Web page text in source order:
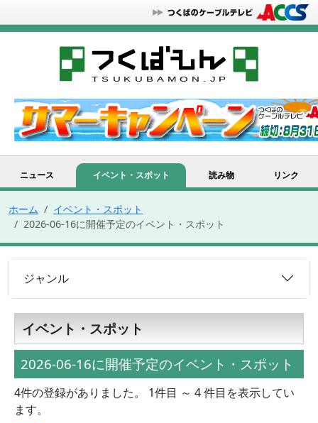
ニュース イベント・スポット 読み物 リンク
ホーム
イベント・スポット
2026-06-16に開催予定のイベント・スポット
ジャンル
イベント・スポット
2026-06-16に開催予定のイベント・スポット
4件の登録がありました。 1件目 ～ 4 件目を表示してい
ます。